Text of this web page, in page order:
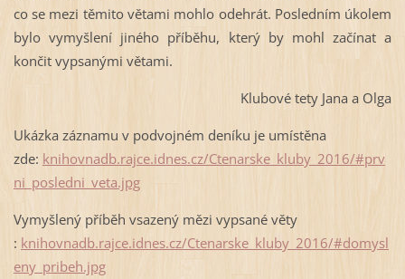
co se mezi těmito větami mohlo odehrát. Posledním úkolem
bylo vymyšlení jiného příběhu, který by mohl začínat a
končit vypsanými větami.
Klubové tety Jana a Olga
Ukázka záznamu v podvojném deníku je umístěna
zde: knihovnadb.rajce.idnes.cz/Ctenarske_kluby_2016/#prv
ni_posledni_veta.jpg
Vymyšlený příběh vsazený mězi vypsané věty
: knihovnadb.rajce.idnes.cz/Ctenarske_kluby_2016/#domysl
eny_pribeh.jpg